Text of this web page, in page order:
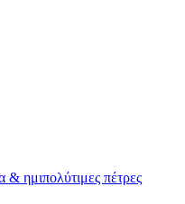
ημιπολύτιμες πέτρες